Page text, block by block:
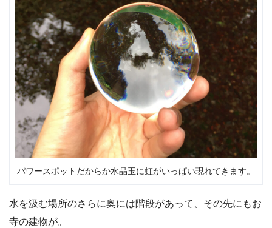
パワースポットだからか水晶玉に虹がいっぱい現れてきます。
水を汲む場所のさらに奥には階段があって、その先にもお
寺の建物が。